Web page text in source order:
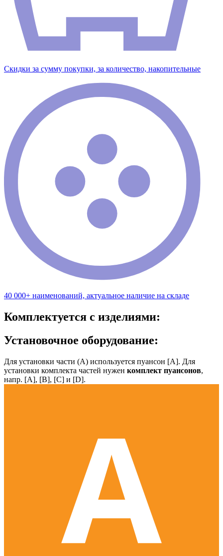
Скидки за сумму покупки, за количество, накопительные
40 000+ наименований, актуальное наличие на складе
Комплектуется с изделиями:
Установочное оборудование:
Для установки части (А) используется пуансон [А]. Для
установки комплекта частей нужен комплект пуансонов,
напр. [А], [B], [С] и [D].